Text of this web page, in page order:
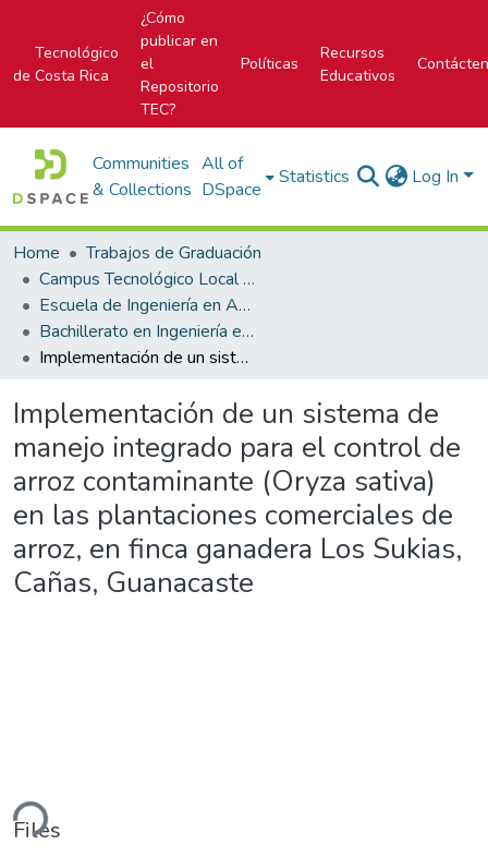
Tecnológico
de Costa Rica
¿Cómo
publicar en
el
Repositorio
TEC?
Políticas
Recursos
Educativos
Communities
& Collections
All of
DSpace
Statistics Log In
Home
Trabajos de Graduación
Campus Tecnológico Local San Carlos
Escuela de Ingeniería en Agronomía
Bachillerato en Ingeniería en Agronomía
Implementación de un sistema de manejo integrado para el control de arroz contaminante (Oryza sativa) en las plantaciones comerciales de arroz, en finca ganadera Los Sukias, Cañas, Guanacaste
Implementación de un sistema de
manejo integrado para el control de
arroz contaminante (Oryza sativa)
en las plantaciones comerciales de
arroz, en finca ganadera Los Sukias,
Cañas, Guanacaste
Files